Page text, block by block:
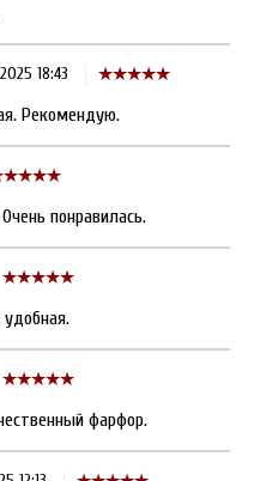
18:43
Рекомендую.
понравилась.
фарфор.